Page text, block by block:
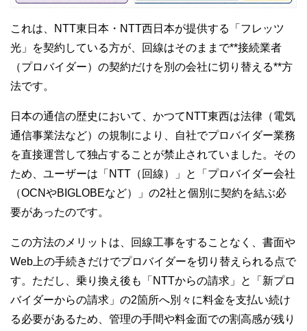
これは、NTT東日本・NTT西日本が提供する「フレッツ
光」を契約している方が、回線はそのままで**接続業者
（プロバイダー）の契約だけを別の会社に切り替える**方
法です。
日本の通信の歴史において、かつてNTT東西は法律（電気
通信事業法など）の規制により、自社でプロバイダー業務
を直接運営して独占することが禁止されていました。その
ため、ユーザーは「NTT（回線）」と「プロバイダー会社
（OCNやBIGLOBEなど）」の2社と個別に契約を結ぶ必
要があったのです。
この方法のメリットは、回線工事をすることなく、書面や
Web上の手続きだけでプロバイダーを切り替えられる点で
す。ただし、乗り換え後も「NTTからの請求」と「新プロ
バイダーからの請求」の2箇所へ別々に料金を支払い続け
る必要があるため、管理の手間や料金面での割高感が残り